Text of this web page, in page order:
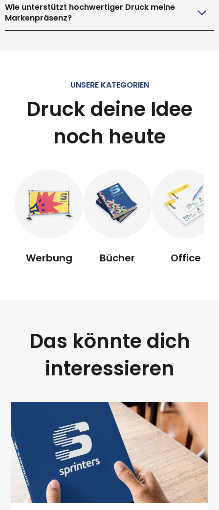
Wie unterstützt hochwertiger Druck meine
Markenpräsenz?
UNSERE KATEGORIEN
Druck deine Idee
noch heute
Werbung Bücher Office
Das könnte dich
interessieren